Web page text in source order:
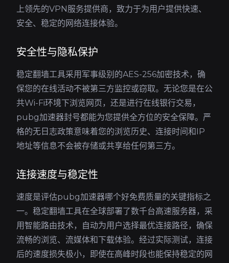
上领先的VPN服务提供商，致力于为用户提供快速、
安全、稳定的网络连接体验。
安全性与隐私保护
稳定翻墙工具采用军事级别的AES-256加密技术，确
保您的在线活动不被第三方监控或窃取。无论您是在公
共Wi-Fi环境下浏览网页，还是进行在线银行交易，
pubg加速器封号都能为您提供全方位的安全保障。严
格的无日志政策意味着您的浏览历史、连接时间和IP
地址等信息不会被存储或共享给任何第三方。
连接速度与稳定性
速度是评估pubg加速器哪个好免费质量的关键指标之
一。稳定翻墙工具在全球部署了数千台高速服务器，采
用智能路由技术，自动为用户选择最优连接路径，确保
流畅的浏览、流媒体和下载体验。经过实际测试，连接
后的速度损失极小，即使在高峰时段也能保持稳定的网